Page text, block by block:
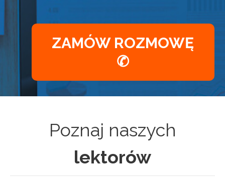
ZAMÓW ROZMOWĘ
✆
Poznaj naszych
lektorów